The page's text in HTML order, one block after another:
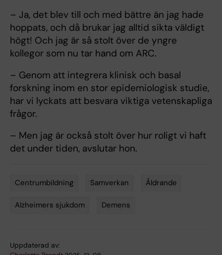
– Ja, det blev till och med bättre än jag hade
hoppats, och då brukar jag alltid sikta väldigt
högt! Och jag är så stolt över de yngre
kollegor som nu tar hand om ARC.
– Genom att integrera klinisk och basal
forskning inom en stor epidemiologisk studie,
har vi lyckats att besvara viktiga vetenskapliga
frågor.
– Men jag är också stolt över hur roligt vi haft
det under tiden, avslutar hon.
Centrumbildning Samverkan Åldrande
Alzheimers sjukdom Demens
Uppdaterad av: